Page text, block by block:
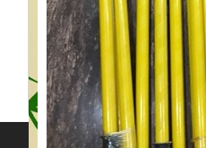
BIỂN BÁO CÔNG TRƯỜNG
CÔNG BÁO HIỆU
liên hệ theo số : 0969580896
Mua hàng